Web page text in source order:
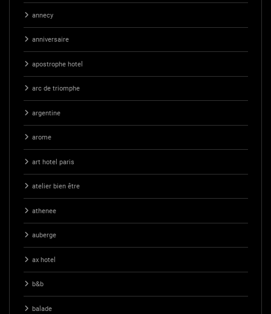
annecy
anniversaire
apostrophe hotel
arc de triomphe
argentine
arome
art hotel paris
atelier bien être
athenee
auberge
ax hotel
b&b
balade